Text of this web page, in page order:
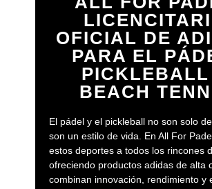
OFICIAL DE
PARA EL
PICKLEBALL
BEACH
El pádel y el pickleball no son solo
son un estilo de vida. En All For
estos deportes a todos los rincones
ofreciendo productos adidas de alta
combinan innovación, rendimiento y